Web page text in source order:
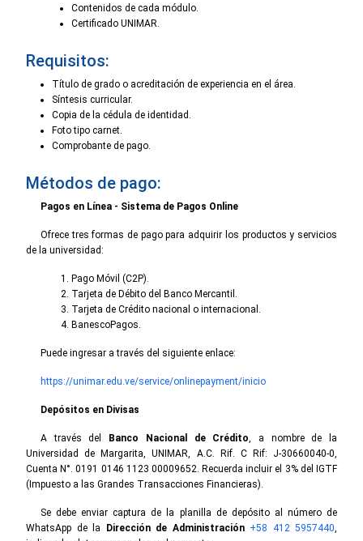
Contenidos de cada módulo.
Certificado UNIMAR.
Requisitos:
Título de grado o acreditación de experiencia en el área.
Síntesis curricular.
Copia de la cédula de identidad.
Foto tipo carnet.
Comprobante de pago.
Métodos de pago:
Pagos en Línea - Sistema de Pagos Online
Ofrece tres formas de pago para adquirir los productos y servicios
de la universidad:
Pago Móvil (C2P).
Tarjeta de Débito del Banco Mercantil.
Tarjeta de Crédito nacional o internacional.
BanescoPagos.
Puede ingresar a través del siguiente enlace:
https://unimar.edu.ve/service/onlinepayment/inicio
Depósitos en Divisas
A través del Banco Nacional de Crédito, a nombre de la
Universidad de Margarita, UNIMAR, A.C. Rif. C Rif: J-30660040-0,
Cuenta N°. 0191 0146 1123 00009652. Recuerda incluir el 3% del IGTF
(Impuesto a las Grandes Transacciones Financieras).
Se debe enviar captura de la planilla de depósito al número de
WhatsApp de la
Dirección de Administración +58 412 5957440,